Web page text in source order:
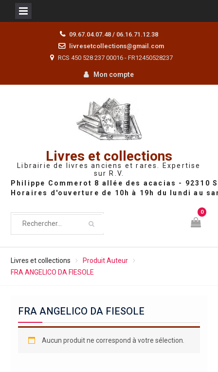
09.67.04.07.48 / 06.16.71.12.38
livresetcollections@gmail.com
RCS 450 528 237 00016 - FR12450528237
Mon compte
Livres et collections
Librairie de livres anciens et rares. Expertise
sur R.V.
0
Livres et collections
Produit Auteur
FRA ANGELICO DA FIESOLE
FRA ANGELICO DA FIESOLE
Aucun produit ne correspond à votre sélection.